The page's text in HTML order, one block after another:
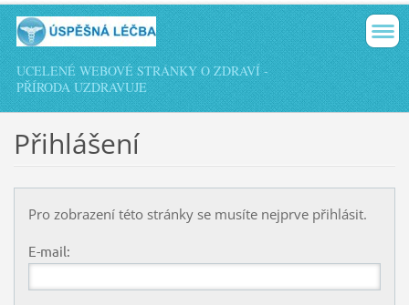
UCELENÉ WEBOVÉ STRÁNKY O ZDRAVÍ -
PŘÍRODA UZDRAVUJE
Přihlášení
Pro zobrazení této stránky se musíte nejprve přihlásit.
E-mail: